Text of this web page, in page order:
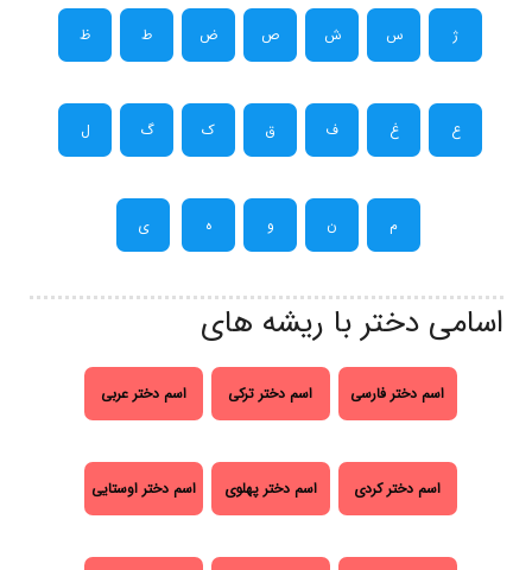
ژ س ش ص ض ط ظ
ع غ ف ق ک گ ل
م ن و ه ی
اسامی دختر با ریشه های
اسم دختر فارسی اسم دختر ترکی اسم دختر عربی
اسم دختر کردی اسم دختر پهلوی اسم دختر اوستایی